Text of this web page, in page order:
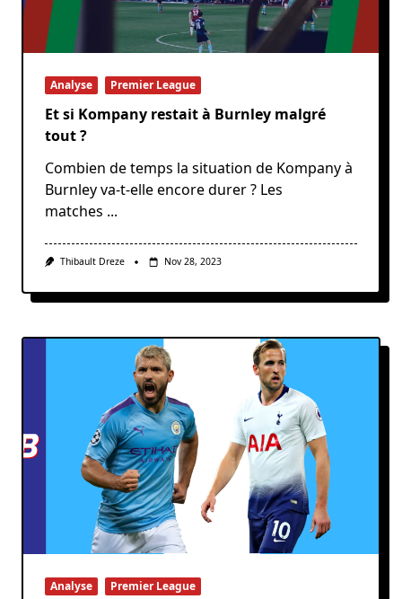
Analyse Premier League
Et si Kompany restait à Burnley malgré
tout ?
Combien de temps la situation de Kompany à
Burnley va-t-elle encore durer ? Les
matches ...
Thibault Dreze Nov 28, 2023
Analyse Premier League